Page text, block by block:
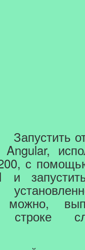
Angular,
с
и
можно,
строке